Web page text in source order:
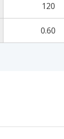
120
0.60